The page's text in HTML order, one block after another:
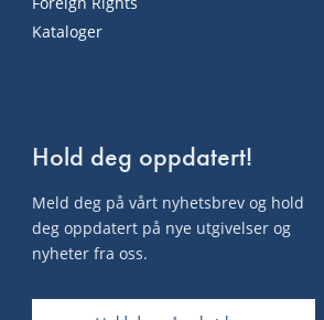
Kataloger
Hold deg oppdatert!
Meld deg på vårt nyhetsbrev og hold
deg oppdatert på nye utgivelser og
nyheter fra oss.